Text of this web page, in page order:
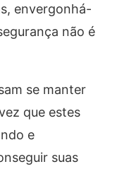
envergonhá-
não é
se manter
que estes
e
suas